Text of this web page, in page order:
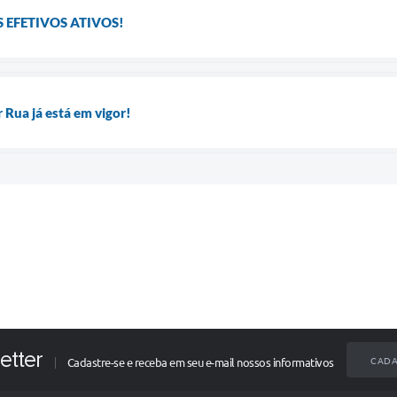
EFETIVOS ATIVOS!
já está em vigor!
Cadastre-se e receba em seu e-mail nossos informativos